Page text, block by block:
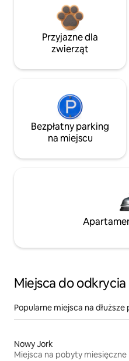
Przyjazne dla
zwierząt
Bezpłatny parking
na miejscu
Miejsca do odkrycia
Popularne miejsca na
Nowy Jork
Miejsca na pobyty miesięczne